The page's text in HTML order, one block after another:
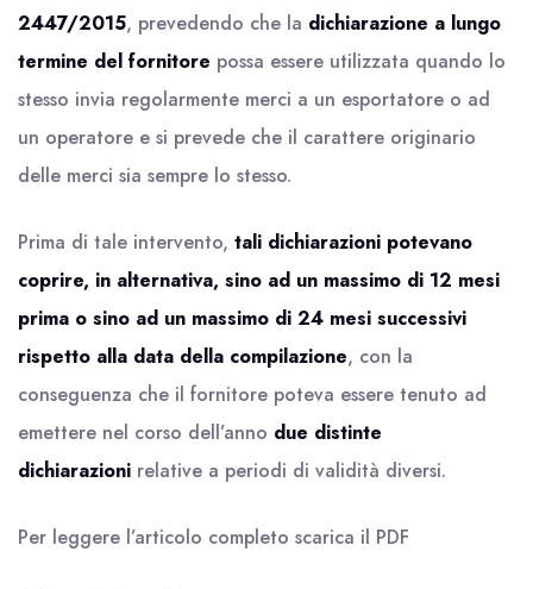
2447/2015, prevedendo che la dichiarazione a lungo
termine del fornitore possa essere utilizzata quando lo
stesso invia regolarmente merci a un esportatore o ad
un operatore e si prevede che il carattere originario
delle merci sia sempre lo stesso.
Prima di tale intervento, tali dichiarazioni potevano
coprire, in alternativa, sino ad un massimo di 12 mesi
prima o sino ad un massimo di 24 mesi successivi
rispetto alla data della compilazione, con la
conseguenza che il fornitore poteva essere tenuto ad
emettere nel corso dell’anno due distinte
dichiarazioni relative a periodi di validità diversi.
Per leggere l’articolo completo scarica il PDF